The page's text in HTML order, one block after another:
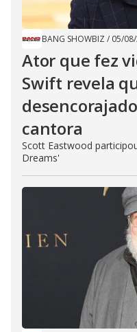
BANG SHOWBIZ / 05/
Ator que fez
Swift revela
cantora
Scott Eastwood
Dreams'